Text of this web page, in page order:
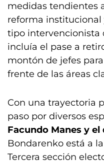
medidas tendientes
reforma
tipo intervencionista
incluía el pase a
montón de jefes
frente de las áreas
Con una trayectoria
paso por diversos
Facundo Manes y
Bondarenko está a
Tercera sección